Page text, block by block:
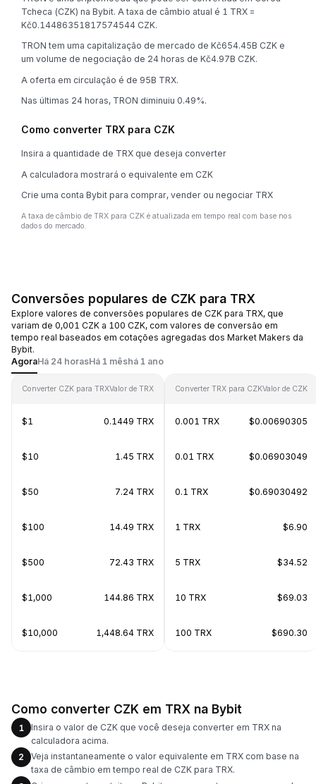
Tcheca (CZK) na Bybit. A taxa de câmbio atual é 1 TRX =
Kč0.14486351817574544 CZK.
TRON tem uma capitalização de mercado de Kč654.45B CZK e
um volume de negociação de 24 horas de Kč4.97B CZK.
A oferta em circulação é de 95B TRX.
Nas últimas 24 horas, TRON diminuiu 0.49%.
Como converter TRX para CZK
Insira a quantidade de TRX que deseja converter
A calculadora mostrará o equivalente em CZK
Crie uma conta Bybit para comprar, vender ou negociar TRX
A taxa de câmbio de TRX para CZK é atualizada em tempo real com base nos
dados do mercado.
Conversões populares de CZK para TRX
Explore valores de conversões populares de CZK para TRX, que
variam de 0,001 CZK a 100 CZK, com valores de conversão em
tempo real baseados em cotações agregadas dos Market Makers da
Bybit.
AgoraHá 24 horasHá 1 mêshá 1 ano
Converter CZK para TRXValor de TRX
$1 0.1449 TRX
$10 1.45 TRX
$50 7.24 TRX
$100 14.49 TRX
$500 72.43 TRX
$1,000 144.86 TRX
$10,000 1,448.64 TRX
Converter TRX para CZKValor de CZK
0.001 TRX $0.00690305
0.01 TRX $0.06903049
0.1 TRX $0.69030492
1 TRX $6.90
5 TRX $34.52
10 TRX $69.03
100 TRX $690.30
Como converter CZK em TRX na Bybit
1
Insira o valor de CZK que você deseja converter em TRX na
calculadora acima.
2
Veja instantaneamente o valor equivalente em TRX com base na
taxa de câmbio em tempo real de CZK para TRX.